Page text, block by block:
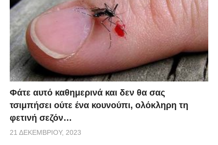
ήχοι. Είναι αξιοσημείωτο ότι ήδη, από το 1947,
Βρετανοί γιατροί του νοσοκομείου του Αγίου Θωμά
του Λονδίνου είχαν προτείνει αυτή ακριβώς την
εξήγηση. Στο ερώτημα κατά πόσο η εν λόγω
συνήθεια είναι αβλαβής ή όχι, η απάντηση των
επιστημόνων είναι ότι δεν φαίνεται να προκαλείται
κάποιο πρόβλημα σε βάθος χρόνου. Μια νέα μελέτη
θα ερευνήσει περαιτέρω αυτό το ζήτημα, όπως
επίσης γιατί δεν μπορούν όλοι οι άνθρωποι να
δημιουργήσουν αυτό τον θόρυβο με τα δάχτυλά τους.
Φάτε αυτό καθημερινά και δεν θα σας
τσιμπήσει ούτε ένα κουνούπι, ολόκληρη τη
φετινή σεζόν…
21 ΔΕΚΕΜΒΡΊΟΥ, 2023